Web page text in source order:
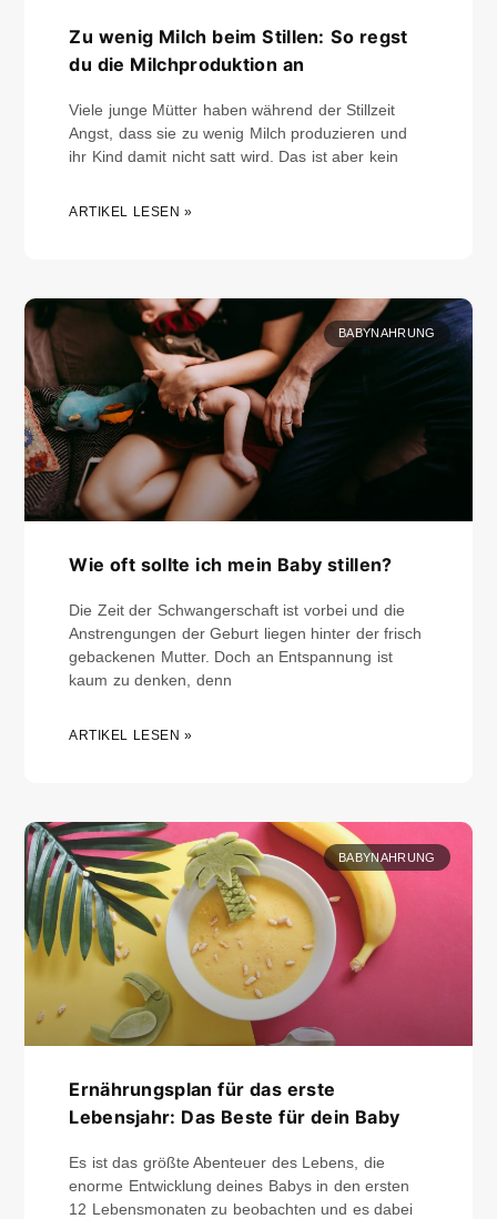
Zu wenig Milch beim Stillen: So regst
du die Milchproduktion an
Viele junge Mütter haben während der Stillzeit
Angst, dass sie zu wenig Milch produzieren und
ihr Kind damit nicht satt wird. Das ist aber kein
ARTIKEL LESEN »
BABYNAHRUNG
Wie oft sollte ich mein Baby stillen?
Die Zeit der Schwangerschaft ist vorbei und die
Anstrengungen der Geburt liegen hinter der frisch
gebackenen Mutter. Doch an Entspannung ist
kaum zu denken, denn
ARTIKEL LESEN »
BABYNAHRUNG
Ernährungsplan für das erste
Lebensjahr: Das Beste für dein Baby
Es ist das größte Abenteuer des Lebens, die
enorme Entwicklung deines Babys in den ersten
12 Lebensmonaten zu beobachten und es dabei